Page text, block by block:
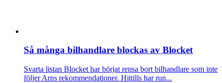
Så många bilhandlare blockas av Blocket
Svarta listan Blocket har börjat rensa bort bilhandlare som inte
följer Arns rekommendationer. Hittills har run...